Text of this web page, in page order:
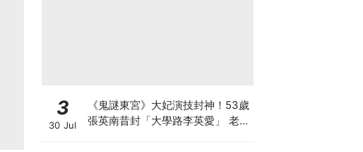
3
30 Jul
《鬼謎東宮》大妃演技封神！53歲
張英南昔封「大學路李英愛」 老公